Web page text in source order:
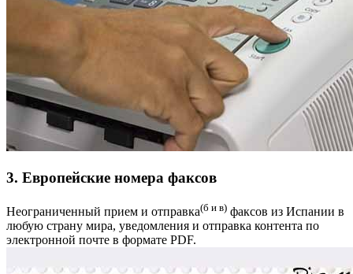
3. Европейские номера факсов
Неограниченный прием и отправка(б и в) факсов из Испании в
любую страну мира, уведомления и отправка контента по
электронной почте в формате PDF.